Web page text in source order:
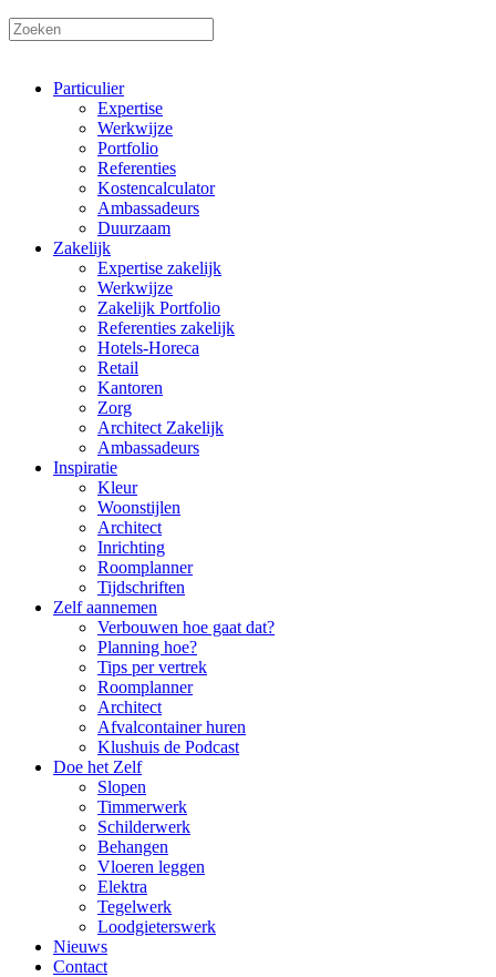
Particulier
Expertise
Werkwijze
Portfolio
Referenties
Kostencalculator
Ambassadeurs
Duurzaam
Zakelijk
Expertise zakelijk
Werkwijze
Zakelijk Portfolio
Referenties zakelijk
Hotels-Horeca
Retail
Kantoren
Zorg
Architect Zakelijk
Ambassadeurs
Inspiratie
Kleur
Woonstijlen
Architect
Inrichting
Roomplanner
Tijdschriften
Zelf aannemen
Verbouwen hoe gaat dat?
Planning hoe?
Tips per vertrek
Roomplanner
Architect
Afvalcontainer huren
Klushuis de Podcast
Doe het Zelf
Slopen
Timmerwerk
Schilderwerk
Behangen
Vloeren leggen
Elektra
Tegelwerk
Loodgieterswerk
Nieuws
Contact